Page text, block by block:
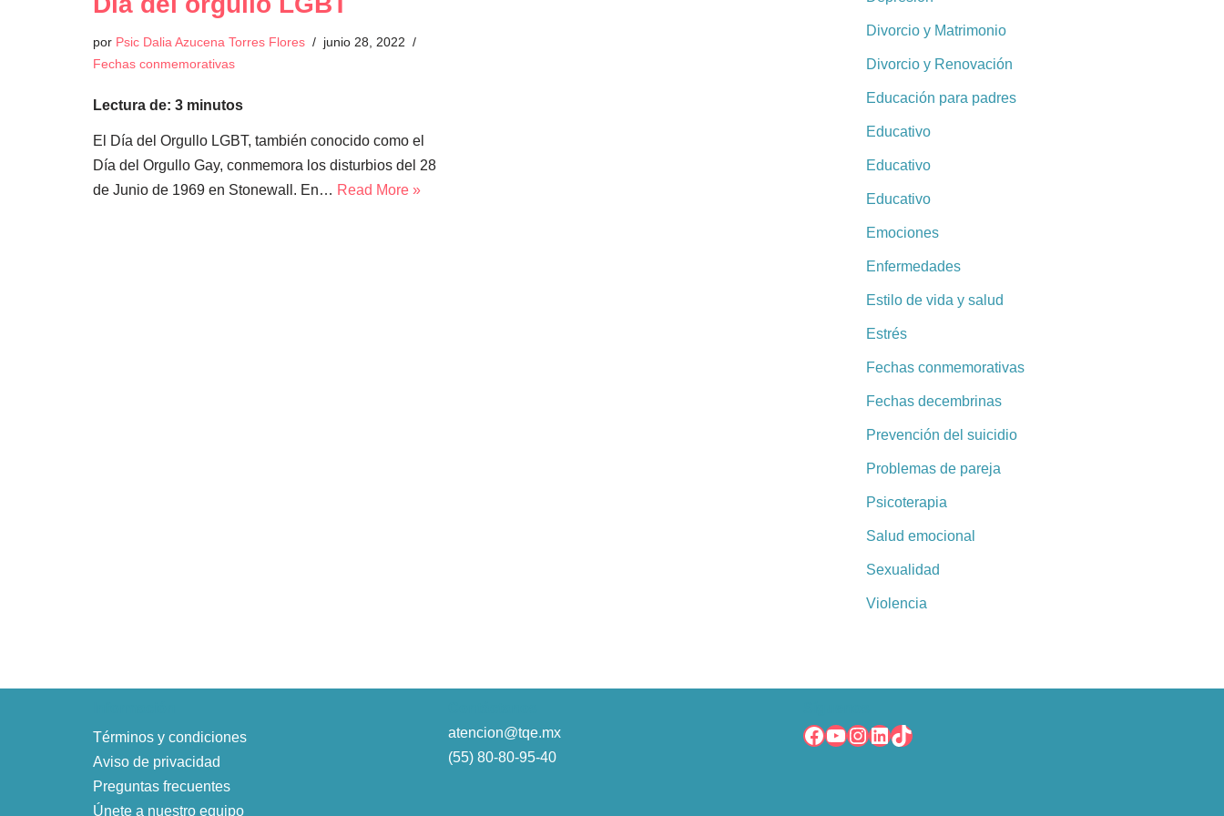
por Psic Dalia Azucena Torres Flores
junio 28, 2022
Fechas conmemorativas
Lectura de: 3 minutos
El Día del Orgullo LGBT, también conocido como el
Día del Orgullo Gay, conmemora los disturbios del 28
de Junio de 1969 en Stonewall. En… Read More »
Divorcio y Matrimonio
Divorcio y Renovación
Educación para padres
Educativo
Educativo
Educativo
Emociones
Enfermedades
Estilo de vida y salud
Estrés
Fechas conmemorativas
Fechas decembrinas
Prevención del suicidio
Problemas de pareja
Psicoterapia
Salud emocional
Sexualidad
Violencia
Términos y condiciones
Aviso de privacidad
Preguntas frecuentes
Únete a nuestro equipo
atencion@tqe.mx
(55) 80-80-95-40